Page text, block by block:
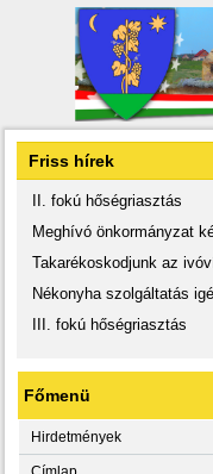
Friss hírek
II. fokú hőségriasztás
Meghívó önkormányzat
Takarékoskodjunk az
Nékonyha szolgáltatás
III. fokú hőségriasztás
Főmenü
Hirdetmények